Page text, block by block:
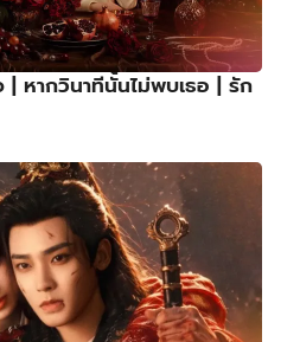
หากวินาทีนั้นไม่พบเธอ | รัก